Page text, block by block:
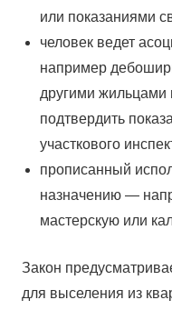
или показаниями
человек ведет
например
другими жильцами
подтвердить
участкового
прописанный
назначению —
мастерскую или
Закон
для выселения из